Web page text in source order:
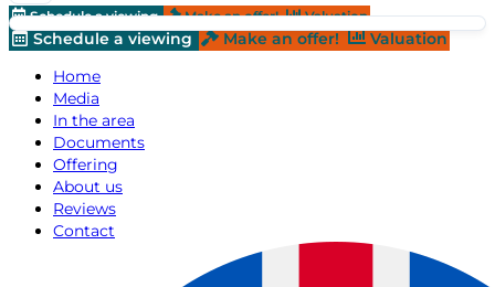
Schedule a viewing Make an offer! Valuation
Schedule a viewing Make an offer!
Valuation
Home
Media
In the area
Documents
Offering
About us
Reviews
Contact